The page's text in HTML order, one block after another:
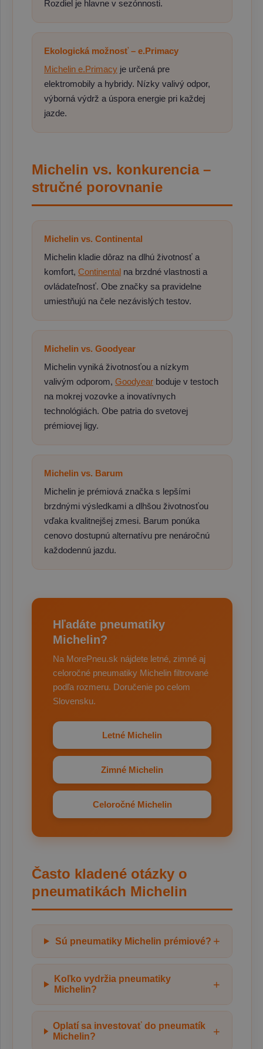
Rozdiel je hlavne v sezónnosti.
Ekologická možnosť – e.Primacy
Michelin e.Primacy je určená pre
elektromobily a hybridy. Nízky valivý odpor,
výborná výdrž a úspora energie pri každej
jazde.
Michelin vs. konkurencia –
stručné porovnanie
Michelin vs. Continental
Michelin kladie dôraz na dlhú životnosť a
komfort, Continental na brzdné vlastnosti a
ovládateľnosť. Obe značky sa pravidelne
umiestňujú na čele nezávislých testov.
Michelin vs. Goodyear
Michelin vyniká životnosťou a nízkym
valivým odporom, Goodyear boduje v testoch
na mokrej vozovke a inovatívnych
technológiách. Obe patria do svetovej
prémiovej ligy.
Michelin vs. Barum
Michelin je prémiová značka s lepšími
brzdnými výsledkami a dlhšou životnosťou
vďaka kvalitnejšej zmesi. Barum ponúka
cenovo dostupnú alternatívu pre nenáročnú
každodennú jazdu.
Hľadáte pneumatiky
Michelin?
Na MorePneu.sk nájdete letné, zimné aj
celoročné pneumatiky Michelin filtrované
podľa rozmeru. Doručenie po celom
Slovensku.
Letné Michelin
Zimné Michelin
Celoročné Michelin
Často kladené otázky o
pneumatikách Michelin
Sú pneumatiky Michelin prémiové? +
Koľko vydržia pneumatiky
Michelin?
+
Oplatí sa investovať do pneumatík
Michelin?
+